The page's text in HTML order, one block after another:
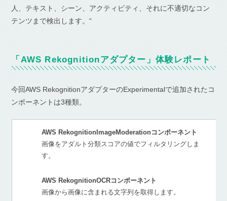
人、テキスト、シーン、アクティビティ、それに不適切なコン
テンツまで検出します。“
「AWS Rekognitionアダプター」体験レポート
今回AWS RekognitionアダプターのExperimentalで追加されたコ
ンポーネントは3種類。
AWS RekognitionImageModerationコンポーネント
画像をアダルト分類スコアの値でフィルタリングしま
す。
AWS RekognitionOCRコンポーネント
画像から画像に含まれる文字列を取得します。